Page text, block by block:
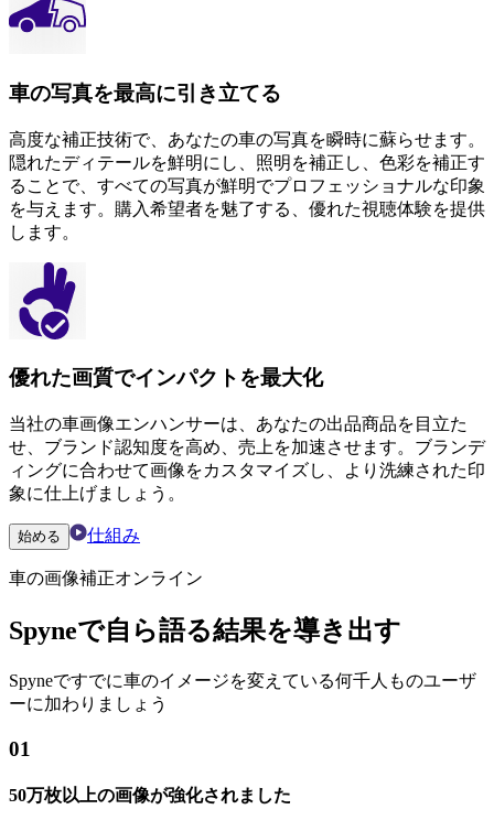
車の写真を最高に引き立てる
高度な補正技術で、あなたの車の写真を瞬時に蘇らせます。
隠れたディテールを鮮明にし、照明を補正し、色彩を補正す
ることで、すべての写真が鮮明でプロフェッショナルな印象
を与えます。購入希望者を魅了する、優れた視聴体験を提供
します。
優れた画質でインパクトを最大化
当社の車画像エンハンサーは、あなたの出品商品を目立た
せ、ブランド認知度を高め、売上を加速させます。ブランデ
ィングに合わせて画像をカスタマイズし、より洗練された印
象に仕上げましょう。
始める 仕組み
車の画像補正オンライン
Spyneで自ら語る結果を導き出す
Spyneですでに車のイメージを変えている何千人ものユーザ
ーに加わりましょう
01
50万枚以上の画像が強化されました